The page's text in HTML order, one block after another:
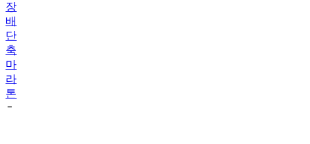
장
배
단
축
마
라
톤